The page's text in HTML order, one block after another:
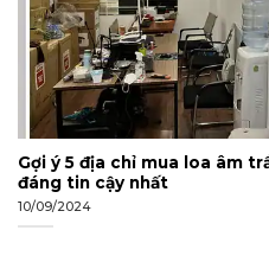
Gợi ý 5 địa chỉ mua loa âm
đáng tin cậy nhất
10/09/2024